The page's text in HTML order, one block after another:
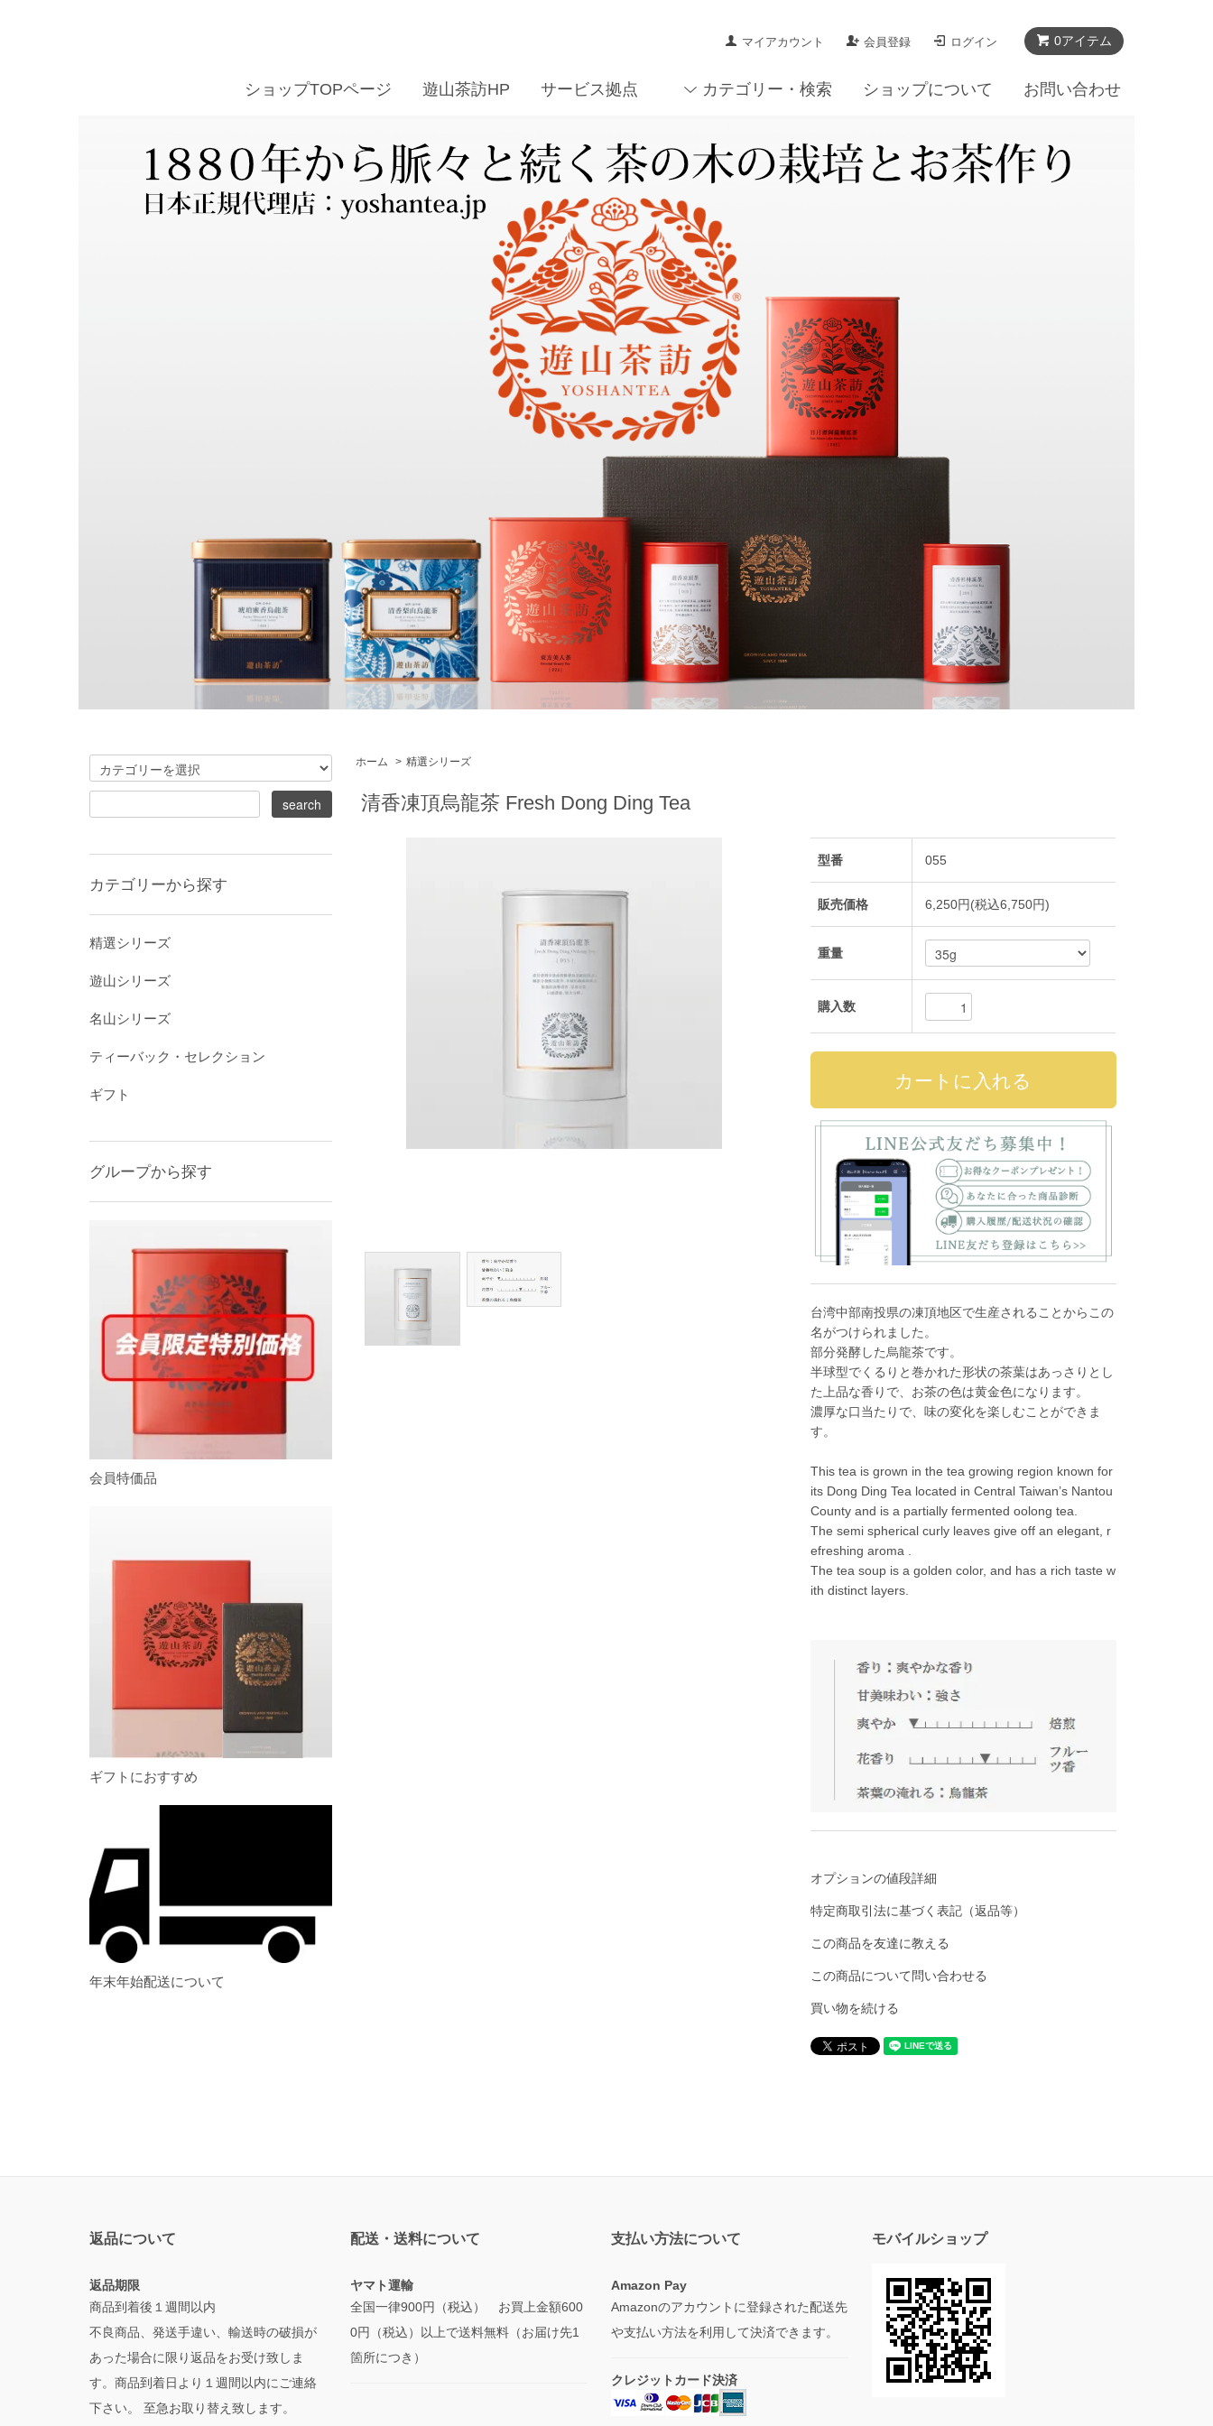
0アイテム
マイアカウント 会員登録 ログイン
ショップTOPページ 遊山茶訪HP サービス拠点 カテゴリー・検索 ショップについて お問い合わせ
ホーム > 精選シリーズ
清香凍頂烏龍茶 Fresh Dong Ding Tea
型番 055
販売価格 6,250円(税込6,750円)
重量
購入数
台湾中部南投県の凍頂地区で生産されることからこの
名がつけられました。
部分発酵した烏龍茶です。
半球型でくるりと巻かれた形状の茶葉はあっさりとし
た上品な香りで、お茶の色は黄金色になります。
濃厚な口当たりで、味の変化を楽しむことができま
す。
This tea is grown in the tea growing region known for
its Dong Ding Tea located in Central Taiwan’s Nantou
County and is a partially fermented oolong tea.
The semi spherical curly leaves give off an elegant, r
efreshing aroma .
The tea soup is a golden color, and has a rich taste w
ith distinct layers.
オプションの値段詳細
特定商取引法に基づく表記（返品等）
この商品を友達に教える
この商品について問い合わせる
買い物を続ける
カテゴリーから探す
精選シリーズ
遊山シリーズ
名山シリーズ
ティーバック・セレクション
ギフト
グループから探す
会員特価品
ギフトにおすすめ
年末年始配送について
返品について
返品期限
商品到着後１週間以内
不良商品、発送手違い、輸送時の破損が
あった場合に限り返品をお受け致しま
す。商品到着日より１週間以内にご連絡
下さい。 至急お取り替え致します。
配送・送料について
ヤマト運輸
全国一律900円（税込） お買上金額600
0円（税込）以上で送料無料（お届け先1
箇所につき）
支払い方法について
Amazon Pay
Amazonのアカウントに登録された配送先
や支払い方法を利用して決済できます。
クレジットカード決済
モバイルショップ